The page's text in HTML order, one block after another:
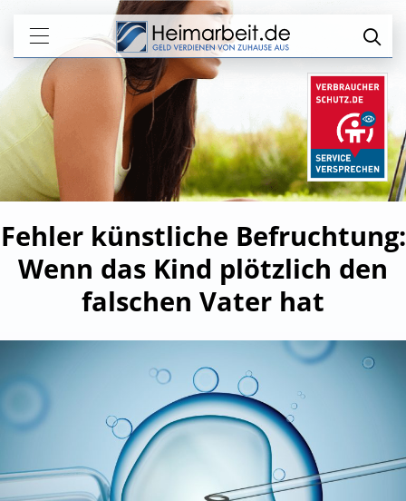
Fehler künstliche Befruchtung:
Wenn das Kind plötzlich den
falschen Vater hat